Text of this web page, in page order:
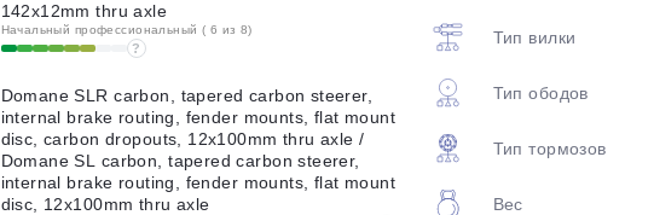
142x12mm thru axle
Начальный профессиональный ( 6 из 8)
?
Domane SLR carbon, tapered carbon steerer,
internal brake routing, fender mounts, flat mount
disc, carbon dropouts, 12x100mm thru axle /
Domane SL carbon, tapered carbon steerer,
internal brake routing, fender mounts, flat mount
disc, 12x100mm thru axle
Тип вилки
Тип ободов
Тип тормозов
Вес